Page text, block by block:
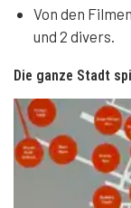
Von den
und 2 divers.
Die ganze Stadt